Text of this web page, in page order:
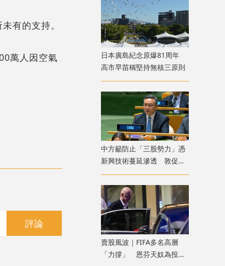
有的支持。
萬人因空氣
評論
日本廣島紀念原爆81周年
高市早苗稱堅持無核三原則
中方籲防止「三股勢力」憑
新興技術蔓延滲透 敦促敘
利亞打擊「東伊運」
​賣股風波｜FIFA多名高層
「力撐」 恩芬天奴為投資